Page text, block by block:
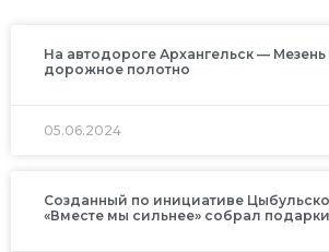
На автодороге Архангельск —
дорожное полотно
05.06.2024
Созданный по инициативе
«Вместе мы сильнее» собрал